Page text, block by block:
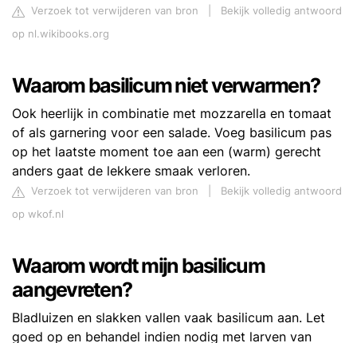
Verzoek tot verwijderen van bron
Bekijk volledig antwoord
op nl.wikibooks.org
Waarom basilicum niet verwarmen?
Ook heerlijk in combinatie met mozzarella en tomaat
of als garnering voor een salade. Voeg basilicum pas
op het laatste moment toe aan een (warm) gerecht
anders gaat de lekkere smaak verloren.
Verzoek tot verwijderen van bron
Bekijk volledig antwoord
op wkof.nl
Waarom wordt mijn basilicum
aangevreten?
Bladluizen en slakken vallen vaak basilicum aan. Let
goed op en behandel indien nodig met larven van